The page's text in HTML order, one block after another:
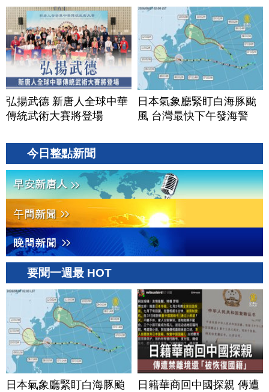
弘揚武德 新唐人全球中華
傳統武術大賽將登場
日本氣象廳緊盯白海豚颱
風 台灣最快下午發海警
今日整點新聞
要聞一週最 HOT
日本氣象廳緊盯白海豚颱
日籍華商回中國探親 傳遭